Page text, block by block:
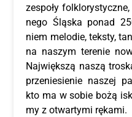
zespo­ły
ne­go Ślą­ska ponad
niem melo­die, tek­sty,
na naszym tere­nie
Naj­więk­szą naszą
prze­nie­sie­nie naszej
kto ma w sobie bożą
my z otwar­ty­mi rękami.